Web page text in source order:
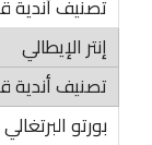
تصنيف أندية
إنتر الإيطالي
تصنيف أندية
بورتو البرتغالي